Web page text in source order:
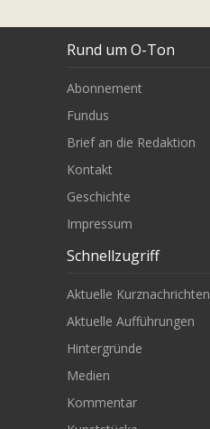
Rund um O-Ton
Abonnement
Fundus
Brief an die Redaktion
Kontakt
Geschichte
Impressum
Schnellzugriff
Aktuelle Kurznachrichten
Aktuelle Aufführungen
Hintergründe
Medien
Kommentar